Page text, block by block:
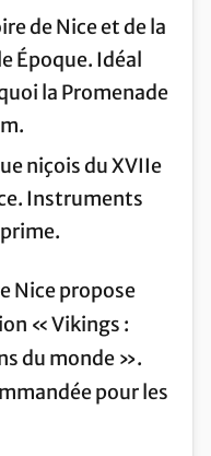
de Nice et de la
Époque. Idéal
la Promenade
niçois du XVIIe
Instruments
Nice propose
« Vikings :
du monde ».
pour les